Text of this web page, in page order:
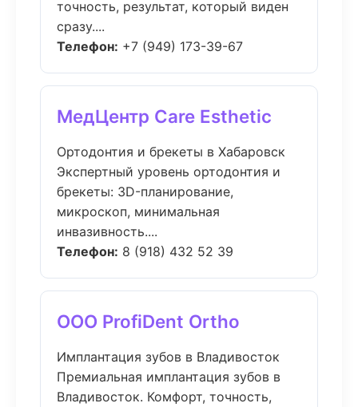
точность, результат, который виден
сразу....
Телефон: +7 (949) 173-39-67
МедЦентр Care Esthetic
Ортодонтия и брекеты в Хабаровск
Экспертный уровень ортодонтия и
брекеты: 3D-планирование,
микроскоп, минимальная
инвазивность....
Телефон: 8 (918) 432 52 39
ООО ProfiDent Ortho
Имплантация зубов в Владивосток
Премиальная имплантация зубов в
Владивосток. Комфорт, точность,